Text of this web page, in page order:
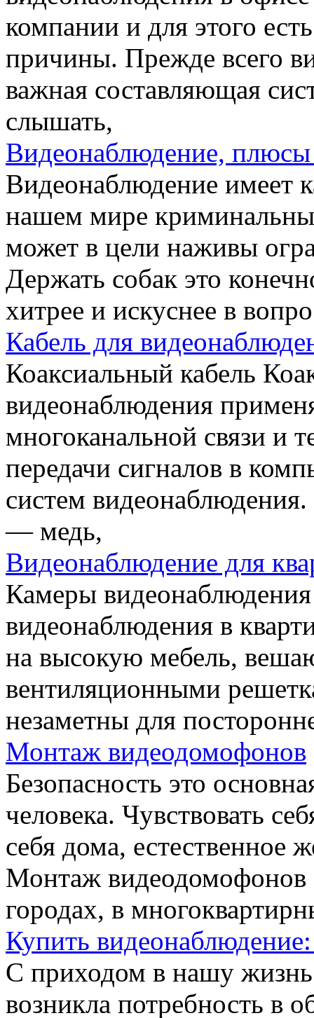
компании и для этого
причины. Прежде всего
важная составляющая
слышать,
Видеонаблюдение,
Видеонаблюдение имеет
нашем мире
может в цели наживы
Держать собак это
хитрее и искуснее в
Кабель для
Коаксиальный кабель
видеонаблюдения
многоканальной связи и
передачи сигналов в
систем
— медь,
Видеонаблюдение для
Камеры
видеонаблюдения в
на высокую мебель,
вентиляционными
незаметны для
Монтаж видеодомофонов
Безопасность это
человека. Чувствовать
себя дома, естественное
Монтаж видеодомофонов
городах, в
Купить видеонаблюдение:
С приходом в нашу
возникла потребность в